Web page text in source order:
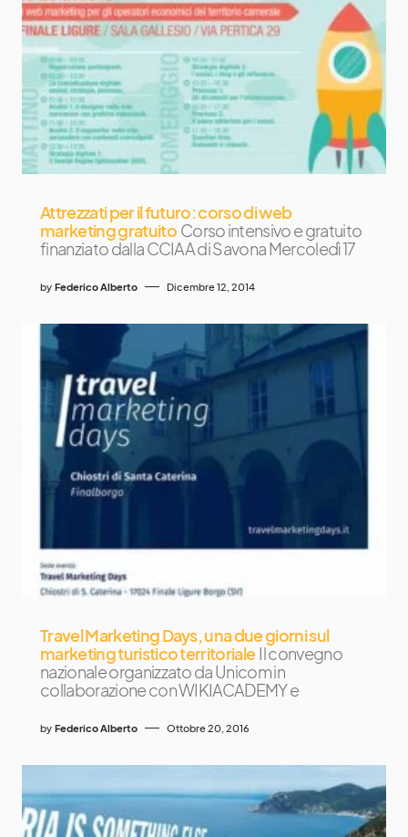
Attrezzati per il futuro: corso di web
marketing gratuito Corso intensivo e gratuito
finanziato dalla CCIAA di Savona Mercoledì 17
by Federico Alberto Dicembre 12, 2014
Travel Marketing Days, una due giorni sul
marketing turistico territorialeIl convegno
nazionale organizzato da Unicom in
collaborazione con WIKIACADEMY e
by Federico Alberto Ottobre 20, 2016